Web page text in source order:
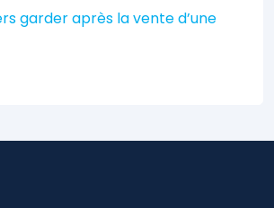
garder après la vente d’une